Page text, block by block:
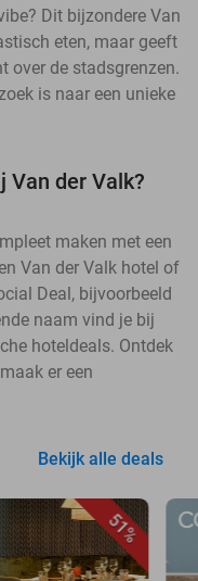
Dit bijzondere Van
eten, maar geeft
over de stadsgrenzen.
is naar een unieke
Van der Valk?
maken met een
Van der Valk hotel of
Deal, bijvoorbeeld
naam vind je bij
hoteldeals. Ontdek
er een
Bekijk alle deals
51%